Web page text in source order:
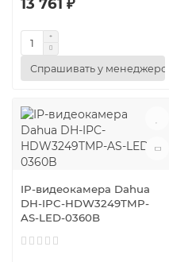
Спрашивать у менеджеров
IP-видеокамера Dahua
DH-IPC-HDW3249TMP-
AS-LED-0360B